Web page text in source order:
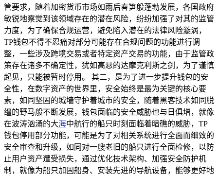
管要求，随着加密货币市场如雨后春笋般蓬勃发展，各国政府
敏锐地察觉到该领域存在的潜在风险，纷纷加强了对其的监管
力度，为了确保合规运营，避免陷入潜在的法律风险漩涡，
TP钱包不得不忍痛对部分可能存在合规问题的功能进行调
整，一些涉及跨境交易或者特定资产交易的功能，由于监管政
策存在诸多不确定性，犹如高悬的达摩克利斯之剑，为了谨慎
起见，只能被暂时停用。 其二，是为了进一步提升钱包的安
全性，在数字资产的世界里，安全始终是最为关键的核心要
素，如同坚固的城墙守护着城市的安全，随着黑客技术如同脱
缰的野马般不断发展，钱包面临的安全威胁也与日俱增，就像
在波涛汹涌的大海中航行的船只时刻面临着暗礁的威胁，TP
钱包停用部分功能，可能是为了对相关系统进行全面而细致的
安全审查和升级，如同对一艘老旧的船只进行全面检修，以防
止用户资产遭受损失，通过优化技术架构、加强安全防护机
制，就像为船只加固船身、安装先进的导航设备，能够更好地